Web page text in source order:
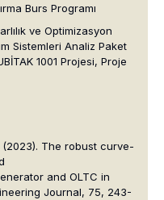
Burs Programı
ve Optimizasyon
Sistemleri Analiz Paket
1001 Projesi, Proje
(2023). The robust curve-
and OLTC in
Journal, 75, 243-